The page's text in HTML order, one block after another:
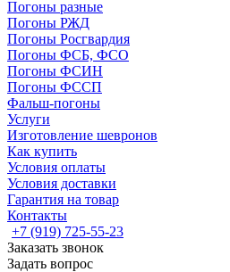
Погоны разные
Погоны РЖД
Погоны Росгвардия
Погоны ФСБ, ФСО
Погоны ФСИН
Погоны ФССП
Фальш-погоны
Услуги
Изготовление шевронов
Как купить
Условия оплаты
Условия доставки
Гарантия на товар
Контакты
+7 (919) 725-55-23
Заказать звонок
Задать вопрос